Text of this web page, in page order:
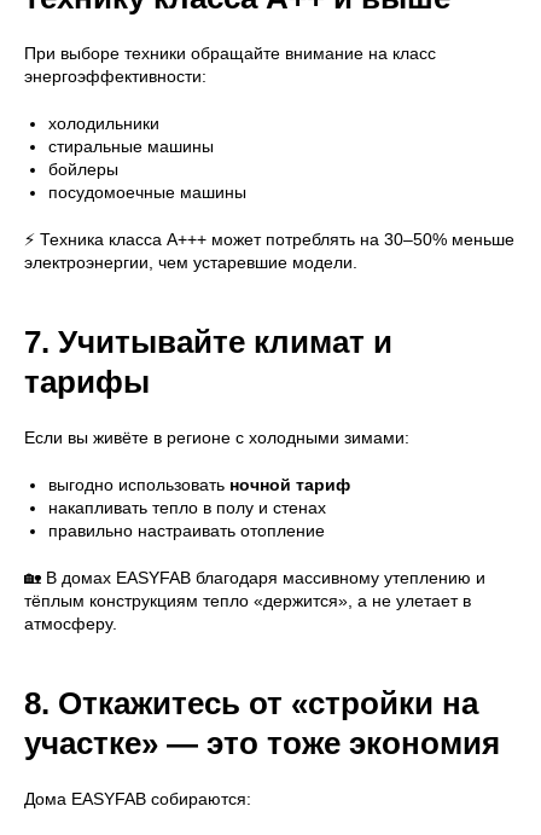
При выборе техники обращайте внимание на класс
энергоэффективности:
холодильники
стиральные машины
бойлеры
посудомоечные машины
⚡ Техника класса A+++ может потреблять на 30–50% меньше
электроэнергии, чем устаревшие модели.
7. Учитывайте климат и
тарифы
Если вы живёте в регионе с холодными зимами:
выгодно использовать ночной тариф
накапливать тепло в полу и стенах
правильно настраивать отопление
🏡 В домах EASYFAB благодаря массивному утеплению и
тёплым конструкциям тепло «держится», а не улетает в
атмосферу.
8. Откажитесь от «стройки на
участке» — это тоже экономия
Дома EASYFAB собираются: